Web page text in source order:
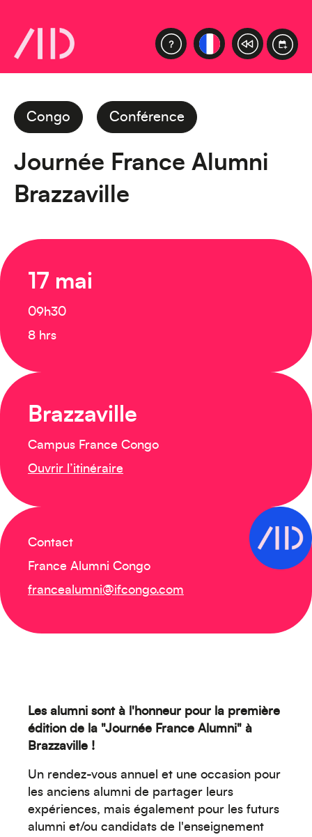
Congo Conférence
Journée France Alumni
Brazzaville
17 mai
09h30
8 hrs
Brazzaville
Campus France Congo
Ouvrir l’itinéraire
Contact
France Alumni Congo
francealumni@ifcongo.com
Les alumni sont à l'honneur pour la première
édition de la "Journée France Alumni" à
Brazzaville !
Un rendez-vous annuel et une occasion pour
les anciens alumni de partager leurs
expériences, mais également pour les futurs
alumni et/ou candidats de l'enseignement